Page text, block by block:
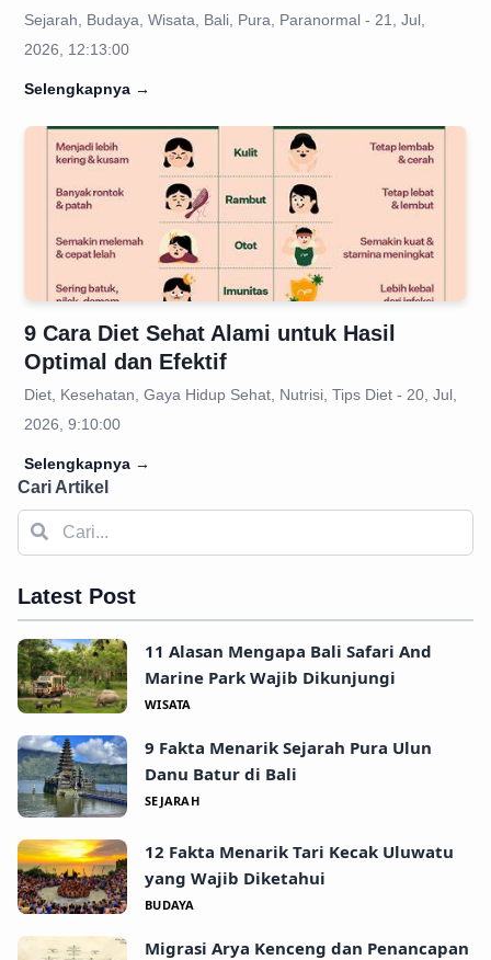
Sejarah, Budaya, Wisata, Bali, Pura, Paranormal - 21, Jul,
2026, 12:13:00
Selengkapnya →
9 Cara Diet Sehat Alami untuk Hasil
Optimal dan Efektif
Diet, Kesehatan, Gaya Hidup Sehat, Nutrisi, Tips Diet - 20, Jul,
2026, 9:10:00
Selengkapnya →
Cari Artikel
Latest Post
11 Alasan Mengapa Bali Safari And
Marine Park Wajib Dikunjungi
WISATA
9 Fakta Menarik Sejarah Pura Ulun
Danu Batur di Bali
SEJARAH
12 Fakta Menarik Tari Kecak Uluwatu
yang Wajib Diketahui
BUDAYA
Migrasi Arya Kenceng dan Penancapan